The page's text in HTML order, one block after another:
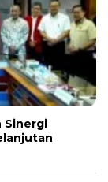
Sinergi